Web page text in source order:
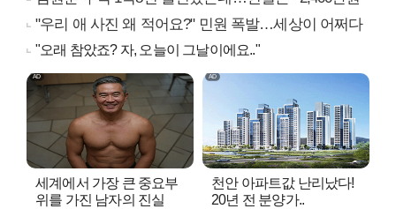
"우리 애 사진 왜 적어요?" 민원 폭발…세상이 어쩌다
"오래 참았죠? 자, 오늘이 그날이에요.."
세계에서 가장 큰 중요부
위를 가진 남자의 진실
천안 아파트값 난리났다!
20년 전 분양가..